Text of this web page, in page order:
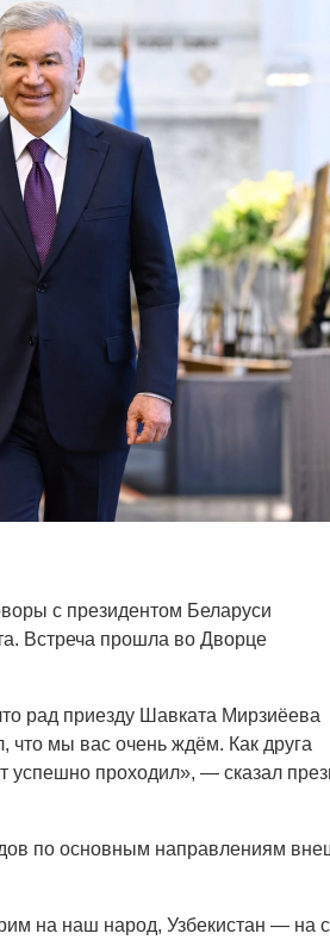
с президентом Беларуси
Встреча прошла во Дворце
рад приезду Шавката Мирзиёева
что мы вас очень ждём. Как друга
успешно проходил», — сказал
по основным направлениям
на наш народ, Узбекистан — на